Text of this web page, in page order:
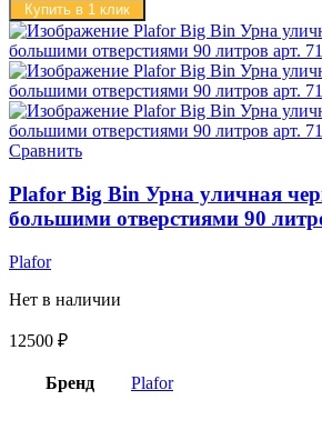
Купить в 1 клик
Сравнить
Plafor Big Bin Урна уличная
большими отверстиями 90
Plafor
Нет в наличии
12500 ₽
Бренд Plafor